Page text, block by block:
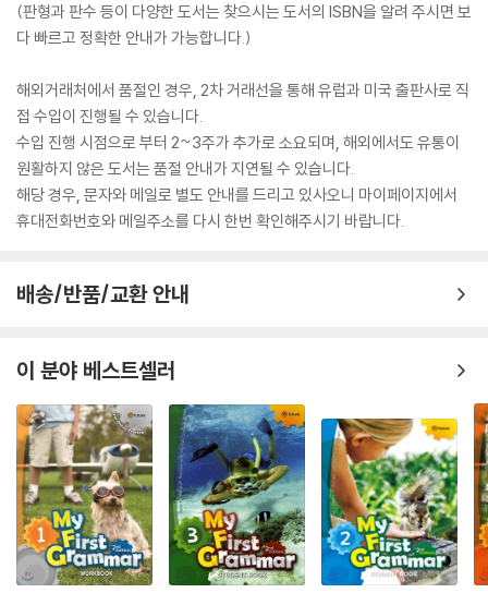
(판형과 판수 등이 다양한 도서는 찾으시는 도서의 ISBN을 알려 주시면 보
다 빠르고 정확한 안내가 가능합니다.)
해외거래처에서 품절인 경우, 2차 거래선을 통해 유럽과 미국 출판사로 직
접 수입이 진행될 수 있습니다.
수입 진행 시점으로 부터 2~3주가 추가로 소요되며, 해외에서도 유통이
원활하지 않은 도서는 품절 안내가 지연될 수 있습니다.
해당 경우, 문자와 메일로 별도 안내를 드리고 있사오니 마이페이지에서
휴대전화번호와 메일주소를 다시 한번 확인해주시기 바랍니다.
배송/반품/교환 안내
이 분야 베스트셀러